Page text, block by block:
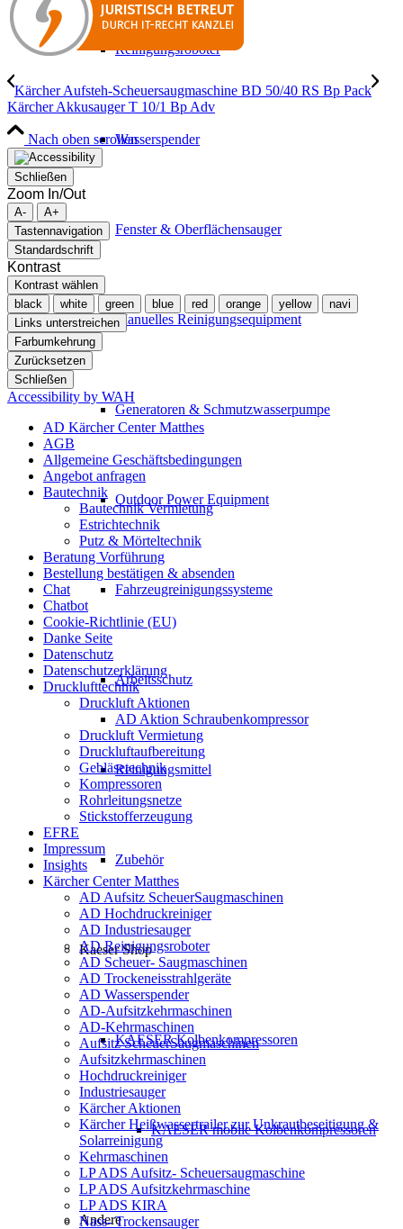
Reinigungsroboter
Wasserspender
Fenster & Oberflächensauger
Manuelles Reinigungsequipment
Generatoren & Schmutzwasserpumpe
Outdoor Power Equipment
Fahrzeugreinigungssysteme
Arbeitsschutz
Reinigungsmittel
Zubehör
Kaeser Shop
KAESER Kolbenkompressoren
KAESER mobile Kolbenkompressoren
Andere
Kärcher Aufsteh-Scheuersaugmaschine BD 50/40 RS Bp Pack
Kärcher Akkusauger T 10/1 Bp Adv
Nach oben scrollen
Schließen
Zoom In/Out
A-
A+
Tastennavigation
Standardschrift
Kontrast
Kontrast wählen
black
white green blue red orange yellow
navi
Links unterstreichen
Farbumkehrung
Zurücksetzen
Schließen
Accessibility by WAH
AD Kärcher Center Matthes
AGB
Allgemeine Geschäftsbedingungen
Angebot anfragen
Bautechnik
Bautechnik Vermietung
Estrichtechnik
Putz & Mörteltechnik
Beratung Vorführung
Bestellung bestätigen & absenden
Chat
Chatbot
Cookie-Richtlinie (EU)
Danke Seite
Datenschutz
Datenschutzerklärung
Drucklufttechnik
Druckluft Aktionen
AD Aktion Schraubenkompressor
Druckluft Vermietung
Druckluftaufbereitung
Gebläsetechnik
Kompressoren
Rohrleitungsnetze
Stickstofferzeugung
EFRE
Impressum
Insights
Kärcher Center Matthes
AD Aufsitz ScheuerSaugmaschinen
AD Hochdruckreiniger
AD Industriesauger
AD Reinigungsroboter
AD Scheuer- Saugmaschinen
AD Trockeneisstrahlgeräte
AD Wasserspender
AD-Aufsitzkehrmaschinen
AD-Kehrmaschinen
Aufsitz ScheuerSaugmaschinen
Aufsitzkehrmaschinen
Hochdruckreiniger
Industriesauger
Kärcher Aktionen
Kärcher Heißwassertrailer zur Unkrautbeseitigung &
Solarreinigung
Kehrmaschinen
LP ADS Aufsitz- Scheuersaugmaschine
LP ADS Aufsitzkehrmaschine
LP ADS KIRA
Nass- Trockensauger